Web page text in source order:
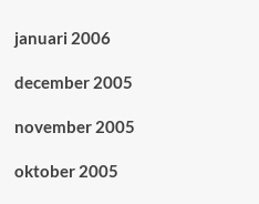
januari 2006
december 2005
november 2005
oktober 2005